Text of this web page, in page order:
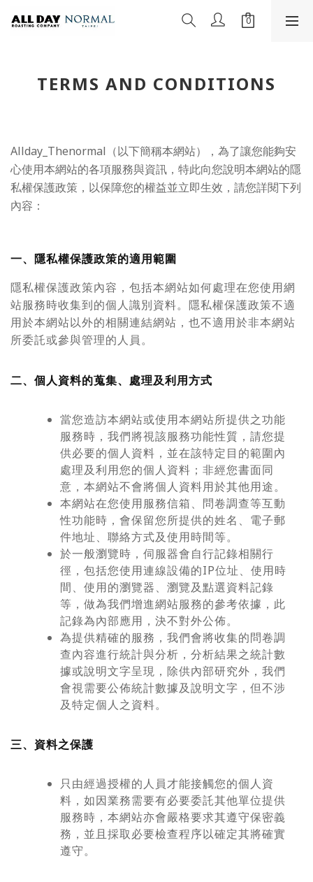
TERMS AND CONDITIONS
Allday_Thenormal（以下簡稱本網站），為了讓您能夠安
心使用本網站的各項服務與資訊，特此向您說明本網站的隱
私權保護政策，以保障您的權益並立即生效，請您詳閱下列
內容：
一、隱私權保護政策的適用範圍
隱私權保護政策內容，包括本網站如何處理在您使用網
站服務時收集到的個人識別資料。隱私權保護政策不適
用於本網站以外的相關連結網站，也不適用於非本網站
所委託或參與管理的人員。
二、個人資料的蒐集、處理及利用方式
當您造訪本網站或使用本網站所提供之功能
服務時，我們將視該服務功能性質，請您提
供必要的個人資料，並在該特定目的範圍內
處理及利用您的個人資料；非經您書面同
意，本網站不會將個人資料用於其他用途。
本網站在您使用服務信箱、問卷調查等互動
性功能時，會保留您所提供的姓名、電子郵
件地址、聯絡方式及使用時間等。
於一般瀏覽時，伺服器會自行記錄相關行
徑，包括您使用連線設備的IP位址、使用時
間、使用的瀏覽器、瀏覽及點選資料記錄
等，做為我們增進網站服務的參考依據，此
記錄為內部應用，決不對外公佈。
為提供精確的服務，我們會將收集的問卷調
查內容進行統計與分析，分析結果之統計數
據或說明文字呈現，除供內部研究外，我們
會視需要公佈統計數據及說明文字，但不涉
及特定個人之資料。
三、資料之保護
只由經過授權的人員才能接觸您的個人資
料，如因業務需要有必要委託其他單位提供
服務時，本網站亦會嚴格要求其遵守保密義
務，並且採取必要檢查程序以確定其將確實
遵守。